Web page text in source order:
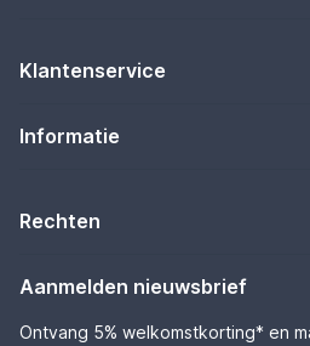
Klantenservice
Informatie
Rechten
Aanmelden nieuwsbrief
Ontvang 5% welkomstkorting* en